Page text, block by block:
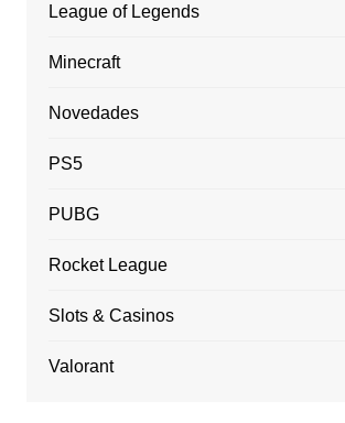
League of Legends
Minecraft
Novedades
PS5
PUBG
Rocket League
Slots & Casinos
Valorant